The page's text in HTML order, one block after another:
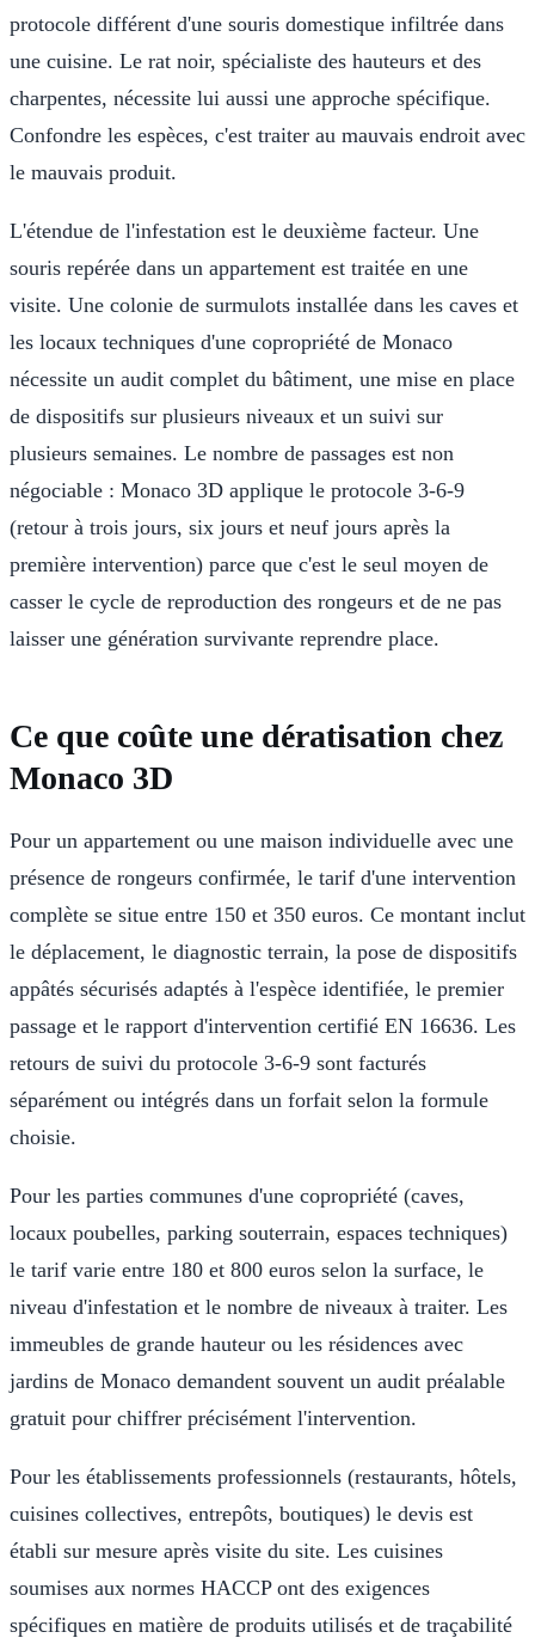
protocole différent d'une souris domestique infiltrée dans
une cuisine. Le rat noir, spécialiste des hauteurs et des
charpentes, nécessite lui aussi une approche spécifique.
Confondre les espèces, c'est traiter au mauvais endroit avec
le mauvais produit.
L'étendue de l'infestation est le deuxième facteur. Une
souris repérée dans un appartement est traitée en une
visite. Une colonie de surmulots installée dans les caves et
les locaux techniques d'une copropriété de Monaco
nécessite un audit complet du bâtiment, une mise en place
de dispositifs sur plusieurs niveaux et un suivi sur
plusieurs semaines. Le nombre de passages est non
négociable : Monaco 3D applique le protocole 3-6-9
(retour à trois jours, six jours et neuf jours après la
première intervention) parce que c'est le seul moyen de
casser le cycle de reproduction des rongeurs et de ne pas
laisser une génération survivante reprendre place.
Ce que coûte une dératisation chez
Monaco 3D
Pour un appartement ou une maison individuelle avec une
présence de rongeurs confirmée, le tarif d'une intervention
complète se situe entre 150 et 350 euros. Ce montant inclut
le déplacement, le diagnostic terrain, la pose de dispositifs
appâtés sécurisés adaptés à l'espèce identifiée, le premier
passage et le rapport d'intervention certifié EN 16636. Les
retours de suivi du protocole 3-6-9 sont facturés
séparément ou intégrés dans un forfait selon la formule
choisie.
Pour les parties communes d'une copropriété (caves,
locaux poubelles, parking souterrain, espaces techniques)
le tarif varie entre 180 et 800 euros selon la surface, le
niveau d'infestation et le nombre de niveaux à traiter. Les
immeubles de grande hauteur ou les résidences avec
jardins de Monaco demandent souvent un audit préalable
gratuit pour chiffrer précisément l'intervention.
Pour les établissements professionnels (restaurants, hôtels,
cuisines collectives, entrepôts, boutiques) le devis est
établi sur mesure après visite du site. Les cuisines
soumises aux normes HACCP ont des exigences
spécifiques en matière de produits utilisés et de traçabilité